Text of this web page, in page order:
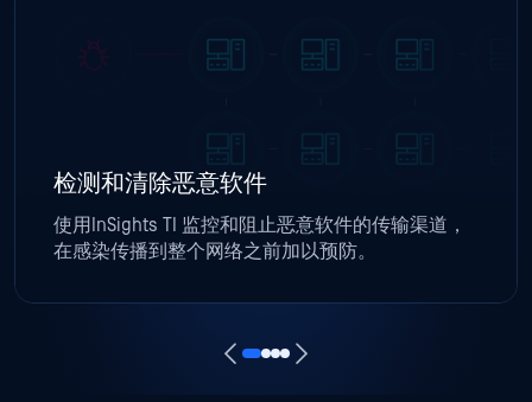
检测和清除恶意软件
使用InSights TI 监控和阻止恶意软件的传输渠道，
在感染传播到整个网络之前加以预防。